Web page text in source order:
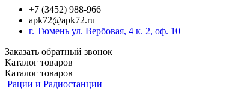
+7 (3452) 988-966
apk72@apk72.ru
г. Тюмень ул. Вербовая, 4 к. 2, оф. 10
Заказать обратный звонок
Каталог товаров
Каталог товаров
Рации и Радиостанции